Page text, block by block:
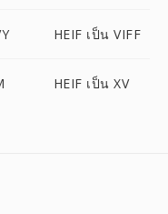
HEIF เป็น VIFF
HEIF เป็น XV